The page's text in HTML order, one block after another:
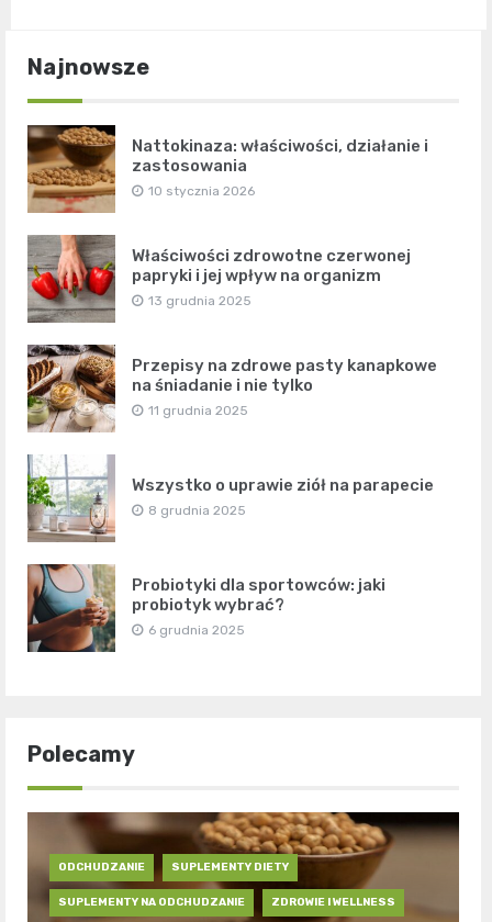
Najnowsze
Nattokinaza: właściwości, działanie i
zastosowania
10 stycznia 2026
Właściwości zdrowotne czerwonej
papryki i jej wpływ na organizm
13 grudnia 2025
Przepisy na zdrowe pasty kanapkowe
na śniadanie i nie tylko
11 grudnia 2025
Wszystko o uprawie ziół na parapecie
8 grudnia 2025
Probiotyki dla sportowców: jaki
probiotyk wybrać?
6 grudnia 2025
Polecamy
ODCHUDZANIE SUPLEMENTY DIETY
SUPLEMENTY NA ODCHUDZANIE ZDROWIE I WELLNESS